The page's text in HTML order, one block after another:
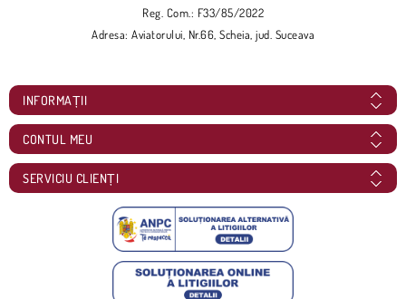
Reg. Com.: F33/85/2022
Adresa: Aviatorului, Nr.66, Scheia, jud. Suceava
INFORMAȚII
CONTUL MEU
SERVICIU CLIENȚI